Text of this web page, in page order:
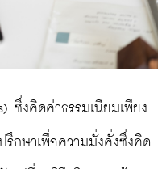
กษาเพื่อความมั่งคั่งซึ่งคิด